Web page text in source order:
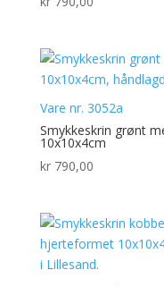
Vare nr. 3052a
Smykkeskrin grønt
10x10x4cm
kr790,00